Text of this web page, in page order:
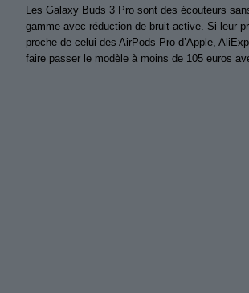
Les Galaxy Buds 3 Pro sont des écouteurs
gamme avec réduction de bruit active. Si leur
proche de celui des AirPods Pro d’Apple,
faire passer le modèle à moins de 105 euros